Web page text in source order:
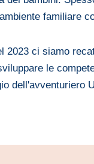
familiare
2023 ci siamo
le
dell'avventuriero